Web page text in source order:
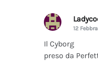
12
Il Cyborg
preso da